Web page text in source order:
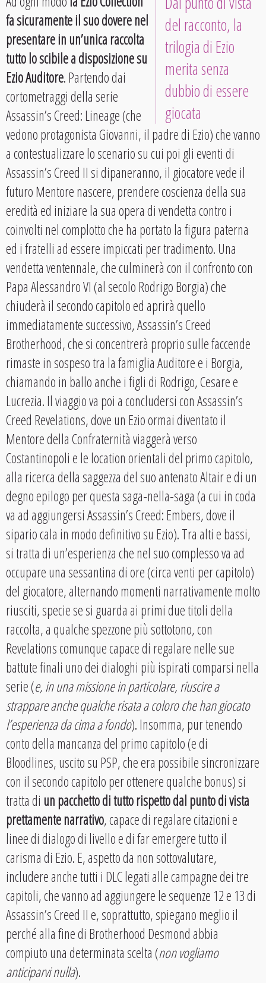
del racconto, la
trilogia di Ezio
merita senza
dubbio di essere
giocata
fa sicuramente il suo dovere nel
presentare in un’unica raccolta
tutto lo scibile a disposizione su
Ezio Auditore. Partendo dai
cortometraggi della serie
Assassin’s Creed: Lineage (che
vedono protagonista Giovanni, il padre di Ezio) che vanno
a contestualizzare lo scenario su cui poi gli eventi di
Assassin’s Creed II si dipaneranno, il giocatore vede il
futuro Mentore nascere, prendere coscienza della sua
eredità ed iniziare la sua opera di vendetta contro i
coinvolti nel complotto che ha portato la figura paterna
ed i fratelli ad essere impiccati per tradimento. Una
vendetta ventennale, che culminerà con il confronto con
Papa Alessandro VI (al secolo Rodrigo Borgia) che
chiuderà il secondo capitolo ed aprirà quello
immediatamente successivo, Assassin’s Creed
Brotherhood, che si concentrerà proprio sulle faccende
rimaste in sospeso tra la famiglia Auditore e i Borgia,
chiamando in ballo anche i figli di Rodrigo, Cesare e
Lucrezia. Il viaggio va poi a concludersi con Assassin’s
Creed Revelations, dove un Ezio ormai diventato il
Mentore della Confraternità viaggerà verso
Costantinopoli e le location orientali del primo capitolo,
alla ricerca della saggezza del suo antenato Altair e di un
degno epilogo per questa saga-nella-saga (a cui in coda
va ad aggiungersi Assassin’s Creed: Embers, dove il
sipario cala in modo definitivo su Ezio). Tra alti e bassi,
si tratta di un’esperienza che nel suo complesso va ad
occupare una sessantina di ore (circa venti per capitolo)
del giocatore, alternando momenti narrativamente molto
riusciti, specie se si guarda ai primi due titoli della
raccolta, a qualche spezzone più sottotono, con
Revelations comunque capace di regalare nelle sue
battute finali uno dei dialoghi più ispirati comparsi nella
serie (e, in una missione in particolare, riuscire a
strappare anche qualche risata a coloro che han giocato
l’esperienza da cima a fondo). Insomma, pur tenendo
conto della mancanza del primo capitolo (e di
Bloodlines, uscito su PSP, che era possibile sincronizzare
con il secondo capitolo per ottenere qualche bonus) si
tratta di un pacchetto di tutto rispetto dal punto di vista
prettamente narrativo, capace di regalare citazioni e
linee di dialogo di livello e di far emergere tutto il
carisma di Ezio. E, aspetto da non sottovalutare,
includere anche tutti i DLC legati alle campagne dei tre
capitoli, che vanno ad aggiungere le sequenze 12 e 13 di
Assassin’s Creed II e, soprattutto, spiegano meglio il
perché alla fine di Brotherhood Desmond abbia
compiuto una determinata scelta (non vogliamo
anticiparvi nulla).